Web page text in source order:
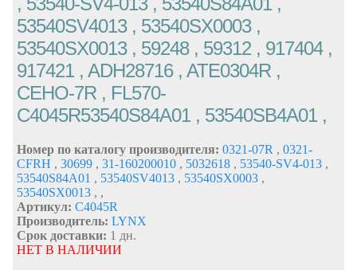
53540SV4013 , 53540SX0003 ,
53540SX0013 , 59248 , 59312 , 917404 ,
917421 , ADH28716 , ATE0304R ,
CEHO-7R , FL570-
C4045R53540S84A01 , 53540SB4A01 ,
Номер по каталогу производителя: 0321-07R , 0321-
CFRH , 30699 , 31-160200010 , 5032618 , 53540-SV4-013 ,
53540S84A01 , 53540SV4013 , 53540SX0003 ,
53540SX0013 , ,
Артикул: C4045R
Производитель: LYNX
Срок доставки: 1 дн.
НЕТ В НАЛИЧИИ